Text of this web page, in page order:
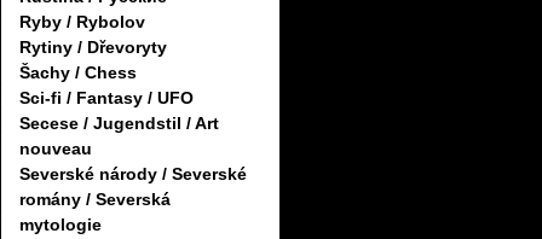
Ryby / Rybolov
Rytiny / Dřevoryty
Šachy / Chess
Sci-fi / Fantasy / UFO
Secese / Jugendstil / Art
nouveau
Severské národy / Severské
romány / Severská
mytologie